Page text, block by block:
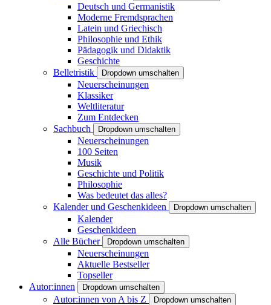
Deutsch und Germanistik
Moderne Fremdsprachen
Latein und Griechisch
Philosophie und Ethik
Pädagogik und Didaktik
Geschichte
Belletristik
Dropdown umschalten
Neuerscheinungen
Klassiker
Weltliteratur
Zum Entdecken
Sachbuch
Dropdown umschalten
Neuerscheinungen
100 Seiten
Musik
Geschichte und Politik
Philosophie
Was bedeutet das alles?
Kalender und Geschenkideen
Dropdown umschalten
Kalender
Geschenkideen
Alle Bücher
Dropdown umschalten
Neuerscheinungen
Aktuelle Bestseller
Topseller
Autor:innen
Dropdown umschalten
Autor:innen von A bis Z Dropdown umschalten